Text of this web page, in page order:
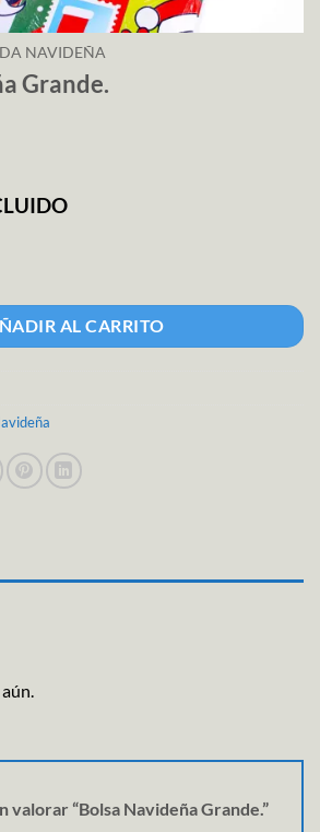
NAVIDEÑA
Grande.
cantidad
AL CARRITO
valorar “Bolsa Navideña Grande.”